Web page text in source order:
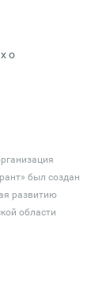
о
был создан
развитию
области